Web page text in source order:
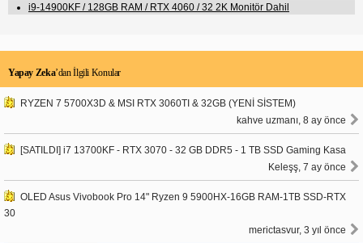
i9-14900KF / 128GB RAM / RTX 4060 / 32 2K Monitör Dahil
Yapay Zeka’dan İlgili Konular
RYZEN 7 5700X3D & MSI RTX 3060TI & 32GB (YENİ SİSTEM)
kahve uzmanı, 8 ay önce
[SATILDI] i7 13700KF - RTX 3070 - 32 GB DDR5 - 1 TB SSD Gaming Kasa
Keleşş, 7 ay önce
OLED Asus Vivobook Pro 14" Ryzen 9 5900HX-16GB RAM-1TB SSD-RTX
30
merictasvur, 3 yıl önce